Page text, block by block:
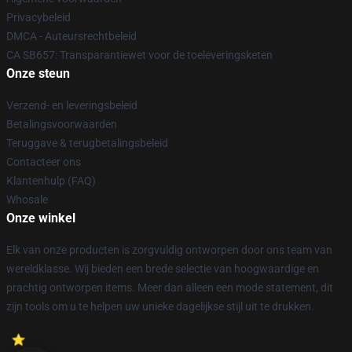
Privacybeleid
DMCA - Auteursrechtbeleid
CA SB657: Transparantiewet voor de toeleveringsketen
Onze steun
Verzend- en leveringsbeleid
Betalingsvoorwaarden
Teruggave & terugbetalingsbeleid
Contacteer ons
Klantenhulp (FAQ)
Whosale
Onze winkel
Elk van onze producten is zorgvuldig ontworpen door ons team van
wereldklasse. Wij bieden een brede selectie van hoogwaardige en
prachtig ontworpen items. Meer dan alleen een mode statement, dit
zijn tools om u te helpen uw unieke dagelijkse stijl uit te drukken.